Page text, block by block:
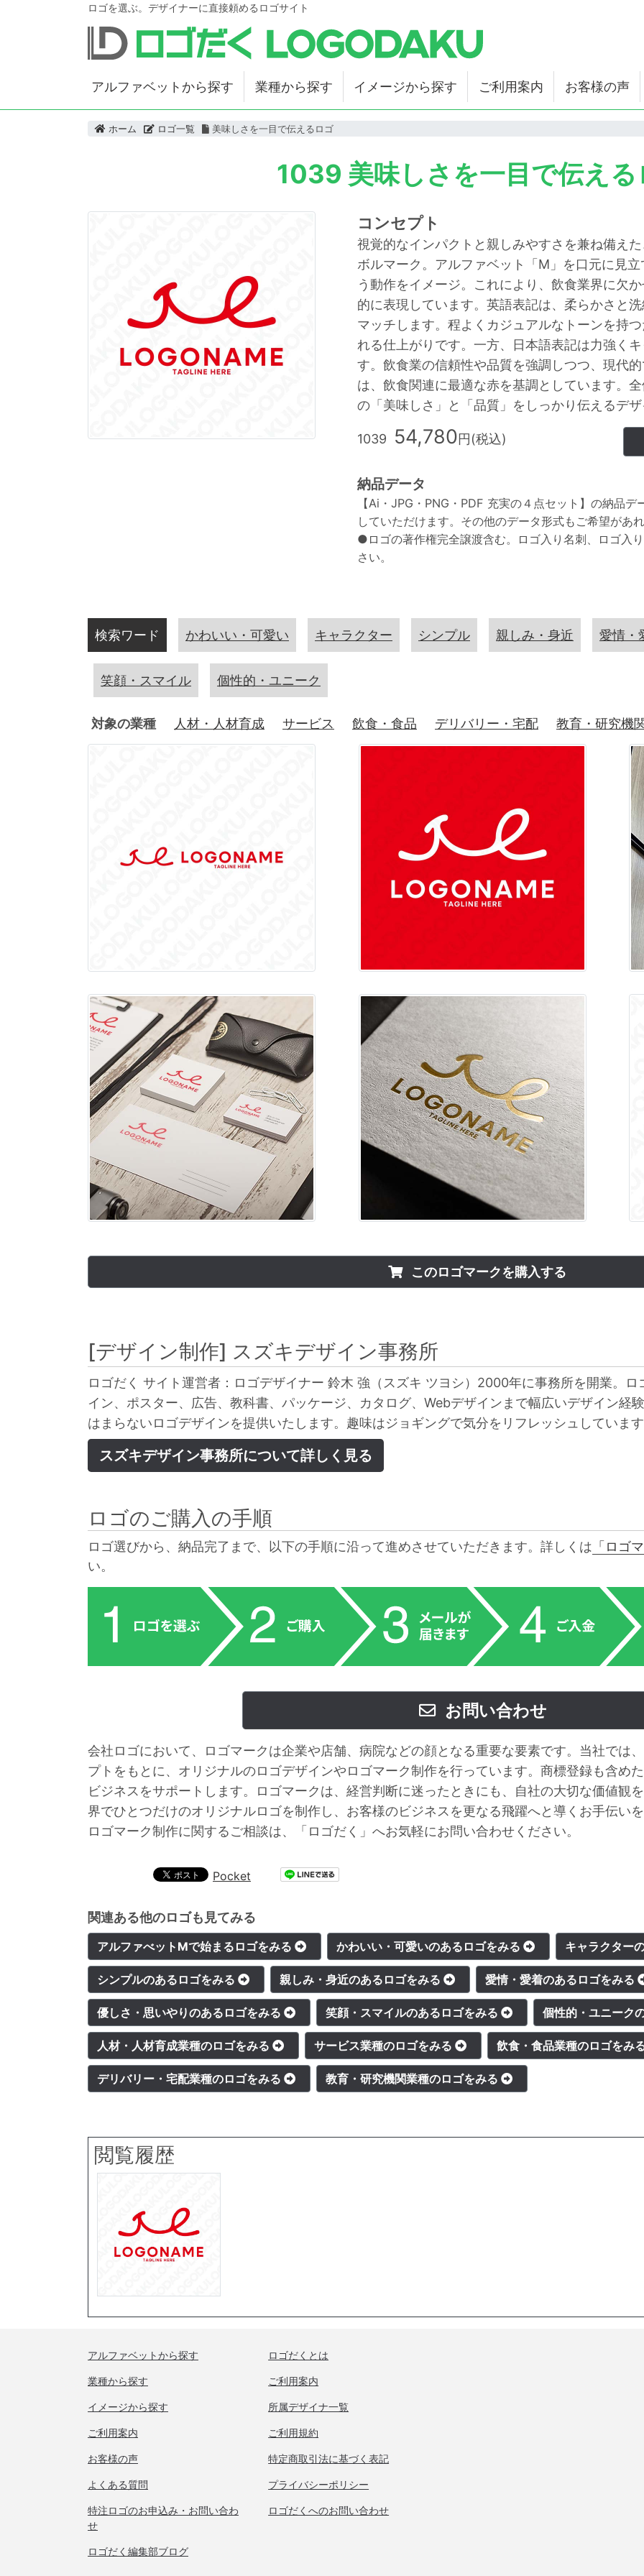
ロゴを選ぶ。デザイナーに直接頼めるロゴサイト
アルファベットから探す 業種から探す イメージから探す ご利用案内 お客様の声
ホーム ロゴ一覧 美味しさを一目で伝えるロゴ
1039 美味しさを一目で伝える
コンセプト
視覚的なインパクトと親しみやすさを兼ね備え
ボルマーク。アルファベット「M」を口元に見
う動作をイメージ。これにより、飲食業界に欠
的に表現しています。英語表記は、柔らかさと
マッチします。程よくカジュアルなトーンを持
れる仕上がりです。一方、日本語表記は力強く
す。飲食業の信頼性や品質を強調しつつ、現代
は、飲食関連に最適な赤を基調としています。
の「美味しさ」と「品質」をしっかり伝えるデ
1039 54,780円(税込)
納品データ
【Ai・JPG・PNG・PDF 充実の４点セット】の納品
していただけます。その他のデータ形式もご希望が
●ロゴの著作権完全譲渡含む。ロゴ入り名刺、ロゴ入
さい。
検索ワード かわいい・可愛い キャラクター シンプル 親しみ・身近 愛情・
笑顔・スマイル 個性的・ユニーク
対象の業種 人材・人材育成 サービス 飲食・食品 デリバリー・宅配 教育・研究機
このロゴマークを購入する
[デザイン制作] スズキデザイン事務所
ロゴだく サイト運営者：ロゴデザイナー 鈴木 強（スズキ ツヨシ）2000年に事務所を開業。
イン、ポスター、広告、教科書、パッケージ、カタログ、Webデザインまで幅広いデザイン経
はまらないロゴデザインを提供いたします。趣味はジョギングで気分をリフレッシュしていま
スズキデザイン事務所について詳しく見る
ロゴのご購入の手順
ロゴ選びから、納品完了まで、以下の手順に沿って進めさせていただきます。詳しくは 「ロゴ
い。
お問い合わせ
会社ロゴにおいて、ロゴマークは企業や店舗、病院などの顔となる重要な要素です。当社では
プトをもとに、オリジナルのロゴデザインやロゴマーク制作を行っています。商標登録も含め
ビジネスをサポートします。ロゴマークは、経営判断に迷ったときにも、自社の大切な価値観
界でひとつだけのオリジナルロゴを制作し、お客様のビジネスを更なる飛躍へと導くお手伝い
ロゴマーク制作に関するご相談は、「ロゴだく」へお気軽にお問い合わせください。
Pocket
関連ある他のロゴも見てみる
アルファべットMで始まるロゴをみる かわいい・可愛いのあるロゴをみる キャラクター
シンプルのあるロゴをみる 親しみ・身近のあるロゴをみる 愛情・愛着のあるロゴをみる
優しさ・思いやりのあるロゴをみる 笑顔・スマイルのあるロゴをみる 個性的・ユニーク
人材・人材育成業種のロゴをみる サービス業種のロゴをみる 飲食・食品業種のロゴをみ
デリバリー・宅配業種のロゴをみる 教育・研究機関業種のロゴをみる
閲覧履歴
アルファベットから探す
業種から探す
イメージから探す
ご利用案内
お客様の声
よくある質問
特注ロゴのお申込み・お問い合わ
せ
ロゴだく編集部ブログ
ロゴだくとは
ご利用案内
所属デザイナ一覧
ご利用規約
特定商取引法に基づく表記
プライバシーポリシー
ロゴだくへのお問い合わせ